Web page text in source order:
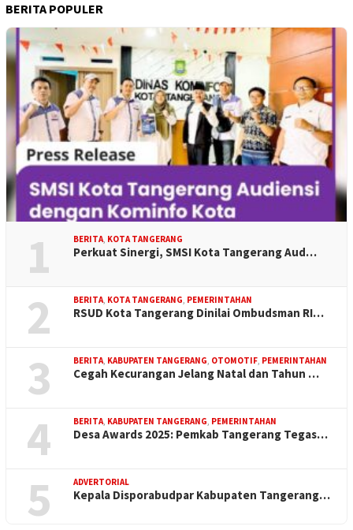
BERITA POPULER
1 BERITA, KOTA TANGERANG
Perkuat Sinergi, SMSI Kota Tangerang Aud…
2 BERITA, KOTA TANGERANG, PEMERINTAHAN
RSUD Kota Tangerang Dinilai Ombudsman RI…
3 BERITA, KABUPATEN TANGERANG, OTOMOTIF, PEMERINTAHAN
Cegah Kecurangan Jelang Natal dan Tahun …
4 BERITA, KABUPATEN TANGERANG, PEMERINTAHAN
Desa Awards 2025: Pemkab Tangerang Tegas…
5 ADVERTORIAL
Kepala Disporabudpar Kabupaten Tangerang…